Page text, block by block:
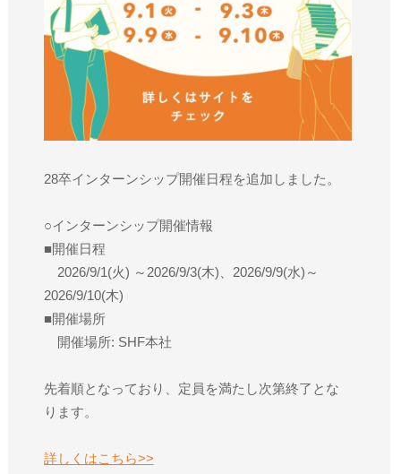
28卒インターンシップ開催日程を追加しました。
○インターンシップ開催情報
■開催日程
2026/9/1(火) ～2026/9/3(木)、2026/9/9(水)～
2026/9/10(木)
■開催場所
開催場所: SHF本社
先着順となっており、定員を満たし次第終了とな
ります。
詳しくはこちら>>